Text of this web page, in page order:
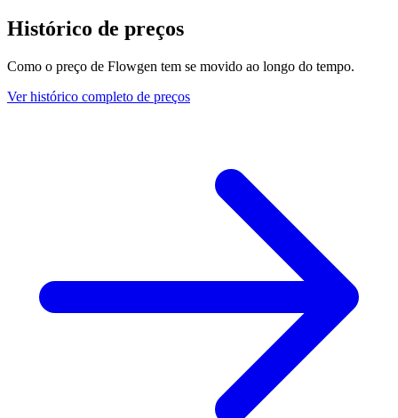
Histórico de preços
Como o preço de Flowgen tem se movido ao longo do tempo.
Ver histórico completo de preços